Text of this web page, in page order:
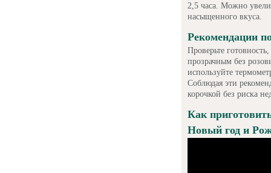
2,5 часа. Можно
насыщенного вкуса.
Рекомендации
Проверьте
прозрачным без
используйте
Соблюдая эти
корочкой без риска
Как
Новый год и